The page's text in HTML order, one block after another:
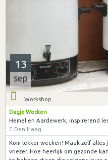
13
sep
Workshop
Dagje Wecken
Hemel en Aardewerk, inspirerend
Den Haag
Kom lekker wecken! Maak zelf
vriezer. Hoe heerlijk om gezonde